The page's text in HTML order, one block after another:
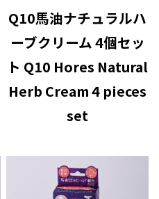
Q10馬油ナチュラルハ
ーブクリーム 4個セッ
ト Q10 Hores Natural
Herb Cream 4 pieces
set